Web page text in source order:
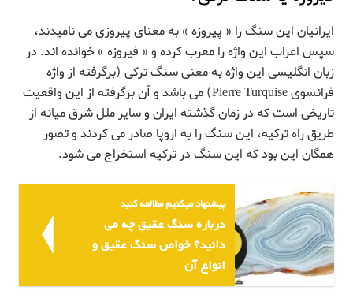
ایرانیان این سنگ را « پیروزه » به معنای پیروزی می نامیدند،
سپس اعراب این واژه را معرب کرده و « فیروزه » خوانده اند. در
زبان انگلیسی این واژه به معنی سنگ ترکی (برگرفته از واژه
فرانسوی Pierre Turquise) می باشد و آن برگرفته از این واقعیت
تاریخی است که در زمان گذشته ایران و سایر ملل شرق میانه از
طریق راه ترکیه، این سنگ را به اروپا صادر می کردند و تصور
همگان این بود که این سنگ در ترکیه استخراج می شود.
پیشنهاد میکنیم مطالعه کنید
درباره سنگ عقیق چه می
دانید؟ خواص سنگ عقیق و
انواع آن